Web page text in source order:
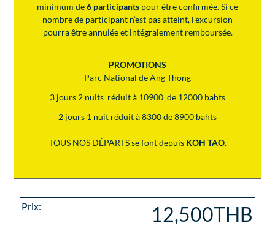
minimum de6 participants pour être confirmée. Si ce
nombre de participant n’est pas atteint, l’excursion
pourra être annulée et intégralement remboursée.
PROMOTIONS
Parc National de Ang Thong
3 jours 2 nuits réduit à 10900 de 12000 bahts
2 jours 1 nuit réduit à 8300 de 8900 bahts
TOUS NOS DÉPARTS se font depuis KOH TAO.
Prix: 12,500THB